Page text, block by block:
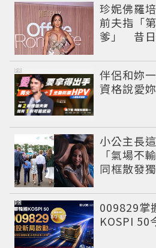
珍妮佛羅
前夫指「
爹」 昔日
伴侶和妳
資格說愛妳
PR
小公主長
「氣場不
同框散發
009829掌
KOSPI 50
PR